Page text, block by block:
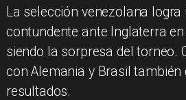
La selección venezolana logra
contundente ante Inglaterra
siendo la sorpresa del torneo.
con Alemania y Brasil
resultados.